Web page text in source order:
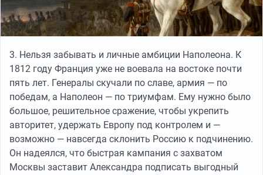
3. Нельзя забывать и личные амбиции Наполеона. К
1812 году Франция уже не воевала на востоке почти
пять лет. Генералы скучали по славе, армия — по
победам, а Наполеон — по триумфам. Ему нужно было
большое, решительное сражение, чтобы укрепить
авторитет, удержать Европу под контролем и —
возможно — навсегда склонить Россию к подчинению.
Он надеялся, что быстрая кампания с захватом
Москвы заставит Александра подписать выгодный